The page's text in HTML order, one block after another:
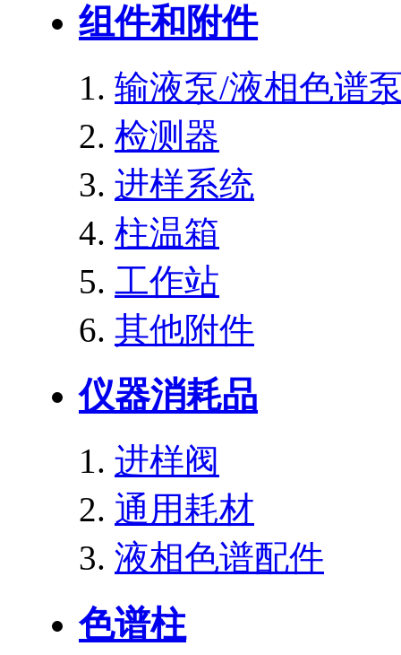
组件和附件
输液泵/液相色谱
检测器
进样系统
柱温箱
工作站
其他附件
仪器消耗品
进样阀
通用耗材
液相色谱配件
色谱柱